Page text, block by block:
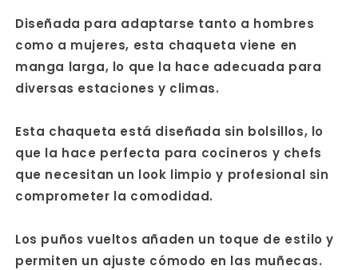
Diseñada para adaptarse tanto a hombres
como a mujeres, esta chaqueta viene en
manga larga, lo que la hace adecuada para
diversas estaciones y climas.
Esta chaqueta está diseñada sin bolsillos, lo
que la hace perfecta para cocineros y chefs
que necesitan un look limpio y profesional sin
comprometer la comodidad.
Los puños vueltos añaden un toque de estilo y
permiten un ajuste cómodo en las muñecas.